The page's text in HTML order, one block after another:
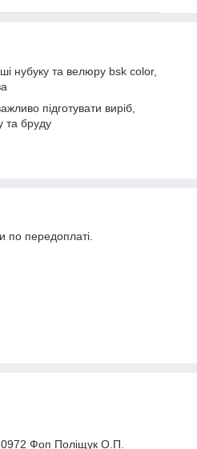
нубуку та велюру bsk color,
підготувати виріб,
та бруду
по передоплаті.
Фоп Поліщук О.П.